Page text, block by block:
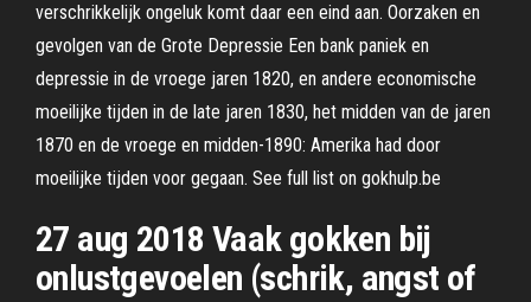
verschrikkelijk ongeluk komt daar een eind aan. Oorzaken en
gevolgen van de Grote Depressie Een bank paniek en
depressie in de vroege jaren 1820, en andere economische
moeilijke tijden in de late jaren 1830, het midden van de jaren
1870 en de vroege en midden-1890: Amerika had door
moeilijke tijden voor gegaan. See full list on gokhulp.be
27 aug 2018 Vaak gokken bij
onlustgevoelen (schrik, angst of